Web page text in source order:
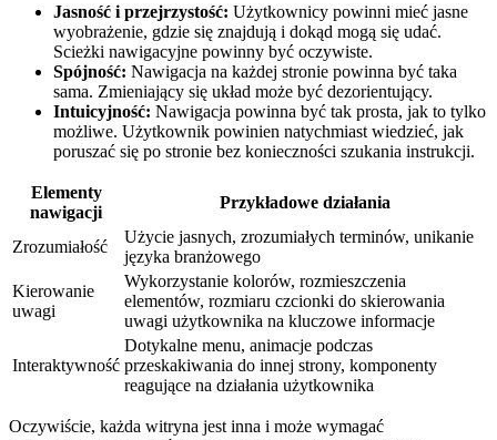
Jasność i przejrzystość: Użytkownicy powinni mieć jasne
wyobrażenie,⁢ gdzie się znajdują i dokąd mogą się udać.
Scieżki nawigacyjne powinny być oczywiste.
Spójność: Nawigacja na każdej ‌stronie powinna być taka
sama. ⁢Zmieniający​ się układ‍ może być dezorientujący.
Intuicyjność: Nawigacja powinna być ​tak prosta, jak to tylko
możliwe. Użytkownik powinien natychmiast wiedzieć, jak
poruszać ​się po stronie bez konieczności szukania instrukcji.
Elementy
nawigacji
Przykładowe działania
Zrozumiałość
Użycie jasnych, zrozumiałych terminów, unikanie
języka⁢ branżowego
Kierowanie
uwagi
Wykorzystanie kolorów, rozmieszczenia
elementów, rozmiaru czcionki do skierowania
‍uwagi‌ użytkownika na kluczowe informacje
Interaktywność
Dotykalne menu, animacje podczas
przeskakiwania do innej strony, komponenty
reagujące‌ na działania użytkownika
Oczywiście, każda witryna jest inna i może wymagać